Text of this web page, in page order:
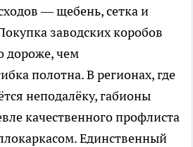
— щебень, сетка и
заводских коробов
дороже, чем
полотна. В регионах, где
неподалёку, габионы
качественного профлиста
Единственный